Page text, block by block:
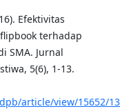
Efektivitas
terhadap
SMA. Jurnal
5(6), 1-13.
article/view/15652/